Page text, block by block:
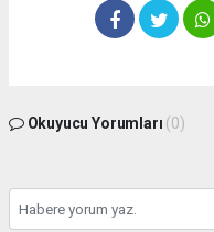
Okuyucu Yorumları (0)